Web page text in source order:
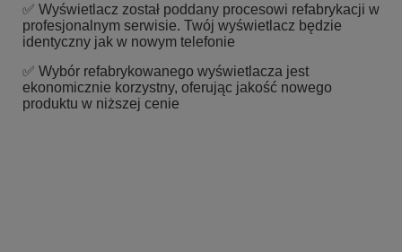
✅ Wyświetlacz został poddany procesowi refabrykacji w
profesjonalnym serwisie. Twój wyświetlacz będzie
identyczny jak w nowym telefonie
✅ Wybór refabrykowanego wyświetlacza jest
ekonomicznie korzystny, oferując jakość nowego
produktu w niższej cenie